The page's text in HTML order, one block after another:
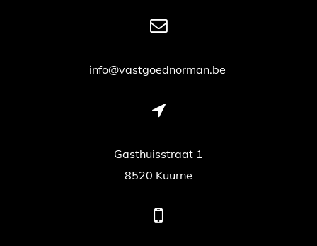
info@vastgoednorman.be
Gasthuisstraat 1
8520 Kuurne